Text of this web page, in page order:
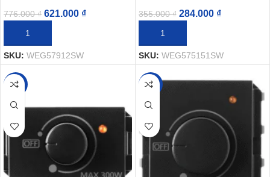
776.000₫ 621.000 ₫
THÊM VÀO GIỎ HÀNG
SKU: WEG57912SW
355.000₫ 284.000 ₫
THÊM VÀO GIỎ HÀNG
SKU: WEG575151SW
-25% -20%